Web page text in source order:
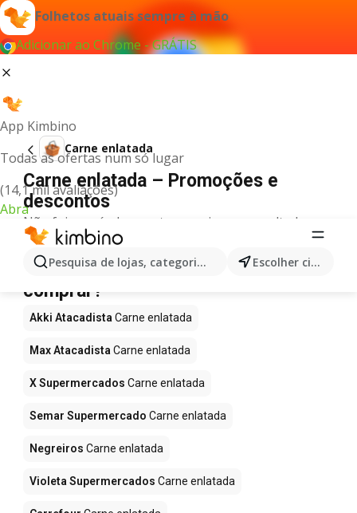
Folhetos atuais sempre à mão
Adicionar ao Chrome - GRÁTIS
App Kimbino
Todas as ofertas num só lugar
(14,1 mil avaliações)
Abra
Pesquisa de lojas, categorias,produtos... Escolher cidade
Carne enlatada
Carne enlatada – Promoções e
descontos
Não foi possível encontrar quaisquer resultados
para este termo.
Carne enlatada em promoção - Onde
comprar?
Akki Atacadista Carne enlatada
Max Atacadista Carne enlatada
X Supermercados Carne enlatada
Semar Supermercado Carne enlatada
Negreiros Carne enlatada
Violeta Supermercados Carne enlatada